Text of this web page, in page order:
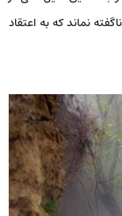
نماند که به اعتقاد